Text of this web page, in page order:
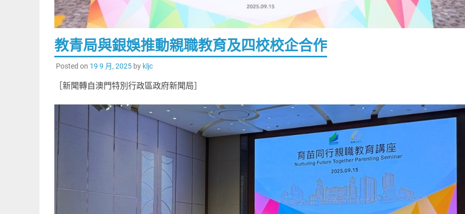
教青局與銀娛推動親職教育及四校校企合作
Posted on 19 9 月, 2025by kljc
［新聞轉自澳門特別行政區政府新聞局］